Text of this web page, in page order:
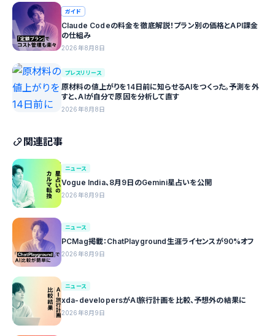
ガイド
Claude Codeの料金を徹底解説！プラン別の価格とAPI課金
の仕組み
2026年8月8日
プレスリリース
原材料の値上がりを14日前に知らせるAIをつくった。予測を外
すと、AIが自分で原因を分析して直す
2026年8月8日
関連記事
ニュース
Vogue India、8月9日のGemini星占いを公開
2026年8月9日
ニュース
PCMag掲載：ChatPlayground生涯ライセンスが90%オフ
2026年8月9日
ニュース
xda-developersがAI旅行計画を比較、予想外の結果に
2026年8月9日